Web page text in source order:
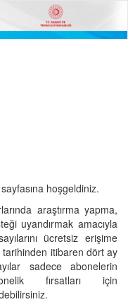
hoşgeldiniz.
araştırma yapma,
uyandırmak amacıyla
ücretsiz erişime
itibaren dört ay
sadece abonelerin
fırsatları için